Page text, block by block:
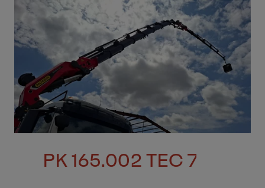
PK 165.002 TEC 7